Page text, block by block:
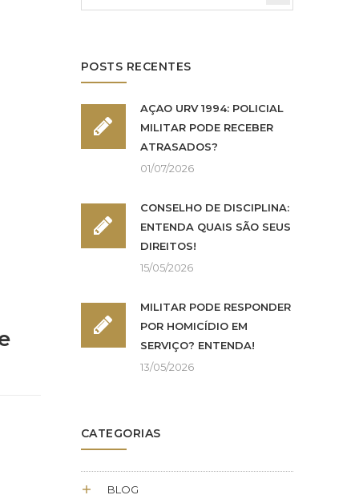
POSTS RECENTES
AÇÃO URV 1994: POLICIAL
MILITAR PODE RECEBER
ATRASADOS?
01/07/2026
CONSELHO DE DISCIPLINA:
ENTENDA QUAIS SÃO SEUS
DIREITOS!
15/05/2026
MILITAR PODE RESPONDER
POR HOMICÍDIO EM
SERVIÇO? ENTENDA!
13/05/2026
CATEGORIAS
BLOG